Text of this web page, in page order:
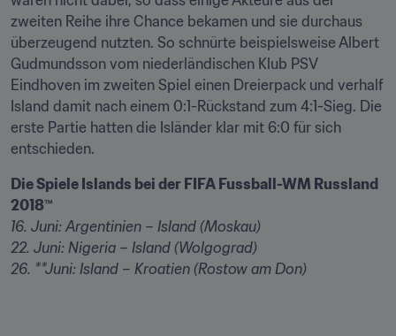
zweiten Reihe ihre Chance bekamen und sie durchaus
überzeugend nutzten. So schnürte beispielsweise Albert
Gudmundsson vom niederländischen Klub PSV
Eindhoven im zweiten Spiel einen Dreierpack und verhalf
Island damit nach einem 0:1-Rückstand zum 4:1-Sieg. Die
erste Partie hatten die Isländer klar mit 6:0 für sich
entschieden.
Die Spiele Islands bei der FIFA Fussball-WM Russland
2018™
16. Juni: Argentinien – Island (Moskau)
22. Juni: Nigeria – Island (Wolgograd)
26. **Juni: Island – Kroatien (Rostow am Don)